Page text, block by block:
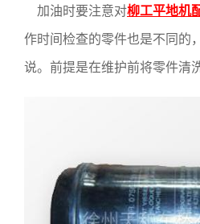
加油时要注意对柳工平地机
作时间检查的零件也是不同的
说。前提是在维护前将零件清